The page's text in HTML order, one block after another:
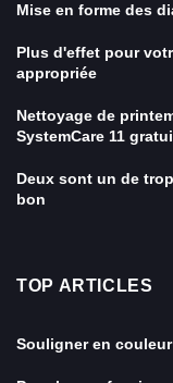
Mise en forme des
Plus d'effet pour
appropriée
Nettoyage de
SystemCare 11
Deux sont un de
bon
TOP ARTICLES
Souligner en couleur